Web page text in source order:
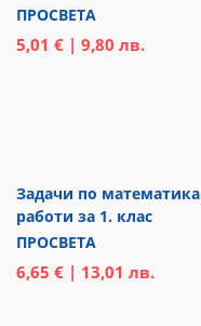
ПРОСВЕТА
5,01 € | 9,80 лв.
Задачи по
работи за 1. клас
ПРОСВЕТА
6,65 € | 13,01 лв.